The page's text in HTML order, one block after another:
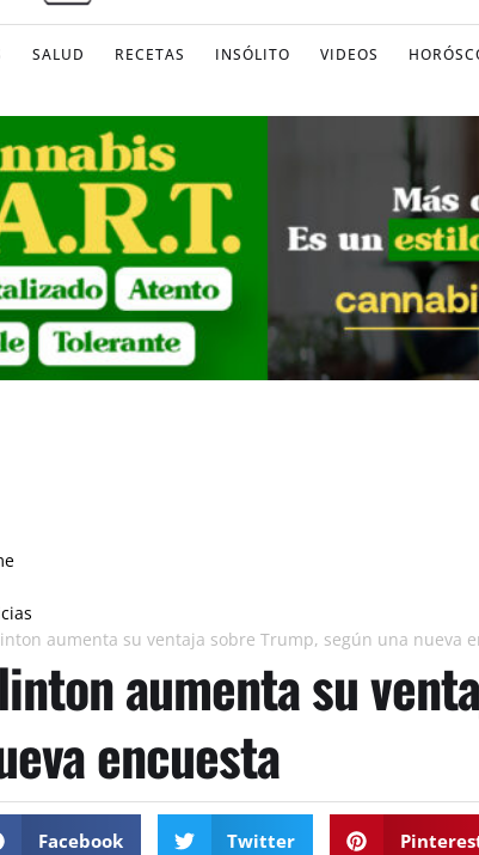
SALUD RECETAS INSÓLITO VIDEOS
aumenta su ventaja sobre Trump, según una nueva
aumenta su
encuesta
Facebook Twitter